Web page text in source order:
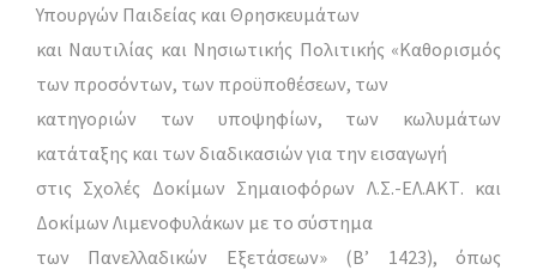
Υπουργών Παιδείας και Θρησκευμάτων
και Ναυτιλίας και Νησιωτικής Πολιτικής «Καθορισμός
των προσόντων, των προϋποθέσεων, των
κατηγοριών των υποψηφίων, των κωλυμάτων
κατάταξης και των διαδικασιών για την εισαγωγή
στις Σχολές Δοκίμων Σημαιοφόρων Λ.Σ.-ΕΛ.ΑΚΤ. και
Δοκίμων Λιμενοφυλάκων με το σύστημα
των Πανελλαδικών Εξετάσεων» (Β’ 1423), όπως